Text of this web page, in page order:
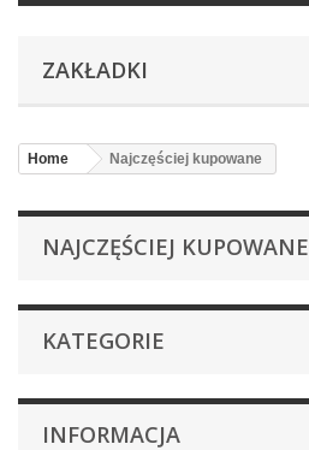
ZAKŁADKI
Home Najczęściej kupowane
NAJCZĘŚCIEJ KUPOWANE
KATEGORIE
INFORMACJA